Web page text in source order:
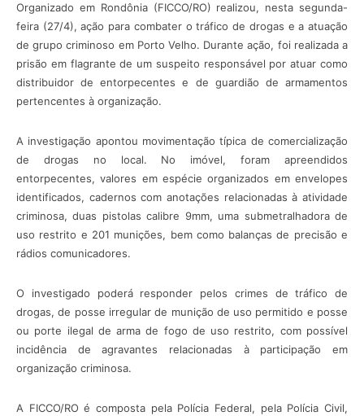
Organizado em Rondônia (FICCO/RO) realizou, nesta segunda-
feira (27/4), ação para combater o tráfico de drogas e a atuação
de grupo criminoso em Porto Velho. Durante ação, foi realizada a
prisão em flagrante de um suspeito responsável por atuar como
distribuidor de entorpecentes e de guardião de armamentos
pertencentes à organização.
A investigação apontou movimentação típica de comercialização
de drogas no local. No imóvel, foram apreendidos
entorpecentes, valores em espécie organizados em envelopes
identificados, cadernos com anotações relacionadas à atividade
criminosa, duas pistolas calibre 9mm, uma submetralhadora de
uso restrito e 201 munições, bem como balanças de precisão e
rádios comunicadores.
O investigado poderá responder pelos crimes de tráfico de
drogas, de posse irregular de munição de uso permitido e posse
ou porte ilegal de arma de fogo de uso restrito, com possível
incidência de agravantes relacionadas à participação em
organização criminosa.
A FICCO/RO é composta pela Polícia Federal, pela Polícia Civil,